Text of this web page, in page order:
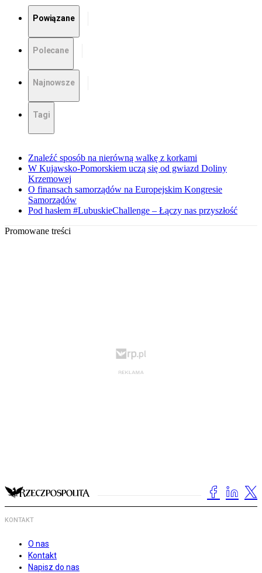
Powiązane
Polecane
Najnowsze
Tagi
Znaleźć sposób na nierówną walkę z korkami
W Kujawsko-Pomorskiem uczą się od gwiazd Doliny
Krzemowej
O finansach samorządów na Europejskim Kongresie
Samorządów
Pod hasłem #LubuskieChallenge – Łączy nas przyszłość
Promowane treści
KONTAKT
O nas
Kontakt
Napisz do nas